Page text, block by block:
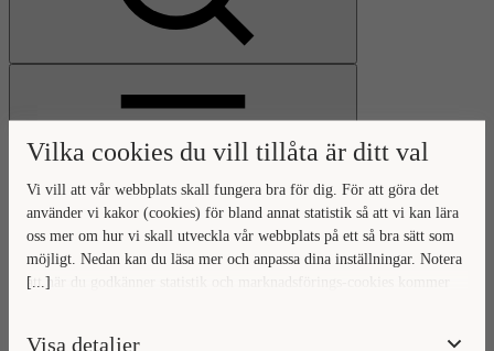
Vilka cookies du vill tillåta är ditt val
[...]
Vi vill att vår webbplats skall fungera bra för dig. För att göra det
använder vi kakor (cookies) för bland annat statistik så att vi kan lära
oss mer om hur vi skall utveckla vår webbplats på ett så bra sätt som
möjligt. Nedan kan du läsa mer och anpassa dina inställningar. Notera
att när du godkänner statistik och marknadsförings-cookies kommer
Visa detaljer
Öppna
huvudmeny
GåStäng
huvudmeny